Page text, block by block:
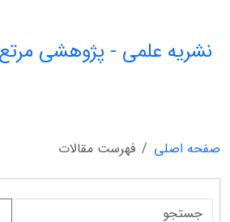
نشریه علمی - پژوهشی
صفحه اصلی
فهرست مقالات